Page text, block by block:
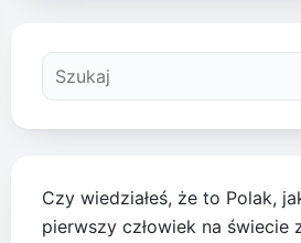
Czy wiedziałeś, że to Polak,
pierwszy człowiek na świecie